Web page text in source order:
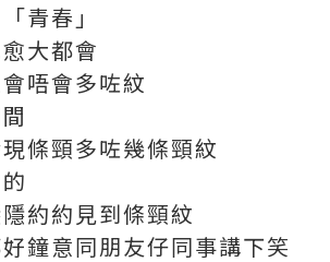
青春」
大都會
唔會多咗紋
條頸多咗幾條頸紋
約約見到條頸紋
鐘意同朋友仔同事講下笑